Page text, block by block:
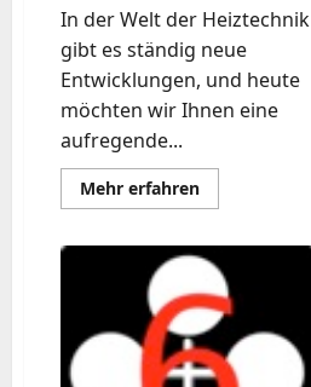
In der Welt der Heiztechnik
gibt es ständig neue
Entwicklungen, und heute
möchten wir Ihnen eine
aufregende...
Mehr erfahrenMehr
Informationen
der
DAIKIN
Altherma
3
ECH2O
mit
ESPAltherma